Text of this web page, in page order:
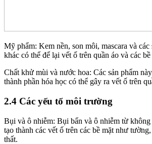
Mỹ phẩm: Kem nền, son môi, mascara và các
khác có thể để lại vết ố trên quần áo và các
Chất khử mùi và nước hoa: Các sản phẩm
thành phần hóa học có thể gây ra vết ố trên
2.4 Các yếu tố môi trường
Bụi và ô nhiễm: Bụi bẩn và ô nhiễm từ
tạo thành các vết ố trên các bề mặt như
thất.